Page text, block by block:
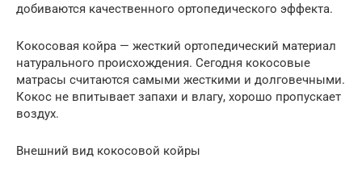
добиваются качественного ортопедического эффекта.
Кокосовая койра — жесткий ортопедический материал
натурального происхождения. Сегодня кокосовые
матрасы считаются самыми жесткими и долговечными.
Кокос не впитывает запахи и влагу, хорошо пропускает
воздух.
Внешний вид кокосовой койры